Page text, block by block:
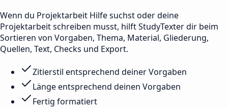
Wenn du Projektarbeit Hilfe suchst oder deine
Projektarbeit schreiben musst, hilft StudyTexter dir beim
Sortieren von Vorgaben, Thema, Material, Gliederung,
Quellen, Text, Checks und Export.
Zitierstil entsprechend deiner Vorgaben
Länge entsprechend deinen Vorgaben
Fertig formatiert